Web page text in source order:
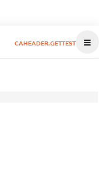
CAHEADER.GETTEST